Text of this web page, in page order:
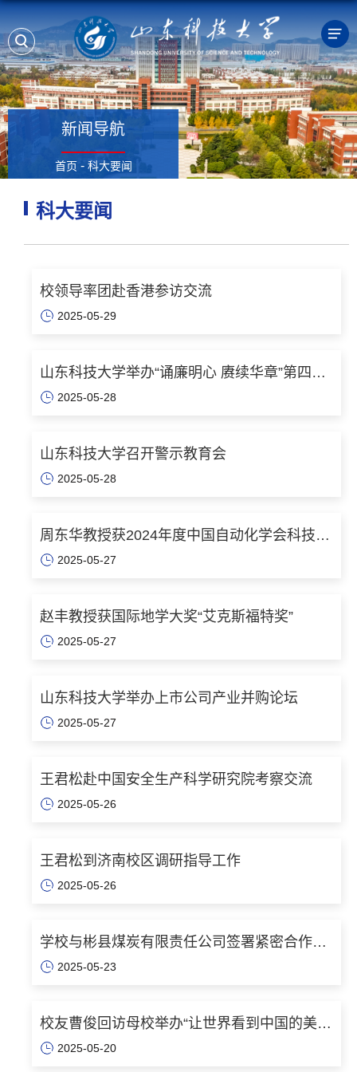
新闻导航
首页 - 科大要闻
科大要闻
校领导率团赴香港参访交流
2025-05-29
山东科技大学举办“诵廉明心 赓续华章”第四届
诗词大会
2025-05-28
山东科技大学召开警示教育会
2025-05-28
周东华教授获2024年度中国自动化学会科技成
就奖2025-05-27
赵丰教授获国际地学大奖“艾克斯福特奖”
2025-05-27
山东科技大学举办上市公司产业并购论坛
2025-05-27
王君松赴中国安全生产科学研究院考察交流
2025-05-26
王君松到济南校区调研指导工作
2025-05-26
学校与彬县煤炭有限责任公司签署紧密合作协
议 2025-05-23
校友曹俊回访母校举办“让世界看到中国的美”
献礼展
2025-05-20